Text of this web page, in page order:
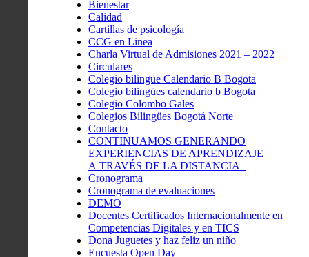
Bienestar
Calidad
Cartillas de psicología
CCG en Linea
Charla Virtual de Admisiones 2021 – 2022
Circulares
Colegio bilingüe Calendario B Bogota
Colegio bilingües calendario b Bogota
Colegio Colombo Gales
Colegios Bilingües Bogotá Norte
Contacto
CONTINUAMOS GENERANDO
EXPERIENCIAS DE APRENDIZAJE
A TRAVÉS DE LA DISTANCIA
Cronograma
Cronograma de evaluaciones
DEMO
Docentes Certificados Internacionalmente en
Competencias Digitales y en TICS
Dona Juguetes y haz feliz un niño
Encuesta Open Day